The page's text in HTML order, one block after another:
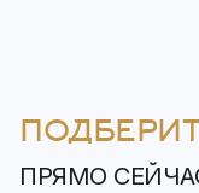
ПРЯМО